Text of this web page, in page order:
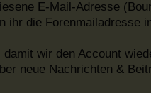
E-Mail-Adresse
ihr die Forenmailadresse
wir den Account
neue Nachrichten &